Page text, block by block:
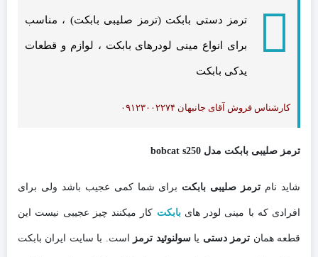
ترمز دستی بابکت (ترمز صلیبی بابکت) ، مناسب
برای انواع مینی لودرهای بابکت ، لوازم و قطعات
یدکی بابکت
کارشناس فروش آقای جانبهان ۰۹۱۲۳۰۰۲۲۷۴
ترمز صلیبی بابکت مدل bobcat s250
شاید نام ترمز صلیبی بابکت برای شما کمی عجیب باشد ولی برای
افرادی که با مینی لودر هایبابکت کار میکنند چیز عجیبی نیست این
قطعه همان ترمز دستی یاسولنوئید ترمز است. با سایت ایران بابکت